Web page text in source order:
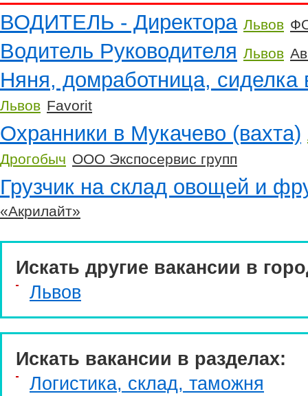
ВОДИТЕЛЬ - Директора Львов
Водитель Руководителя Львов
Няня, домработница, сиделка
Львов Favorit
Охранники в Мукачево (вахта)
Дрогобыч ООО Экспосервис групп
Грузчик на склад овощей и
«Акрилайт»
Искать другие вакансии в
Львов
Искать вакансии в разделах:
Логистика, склад, таможня